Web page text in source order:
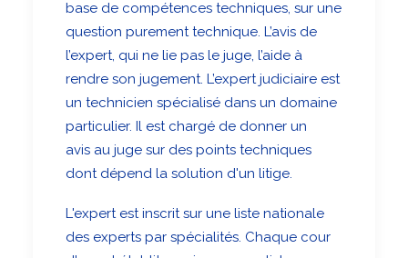
base de compétences techniques, sur une
question purement technique. L’avis de
l’expert, qui ne lie pas le juge, l’aide à
rendre son jugement. L’expert judiciaire est
un technicien spécialisé dans un domaine
particulier. Il est chargé de donner un
avis au juge sur des points techniques
dont dépend la solution d'un litige.
L'expert est inscrit sur une liste nationale
des experts par spécialités. Chaque cour